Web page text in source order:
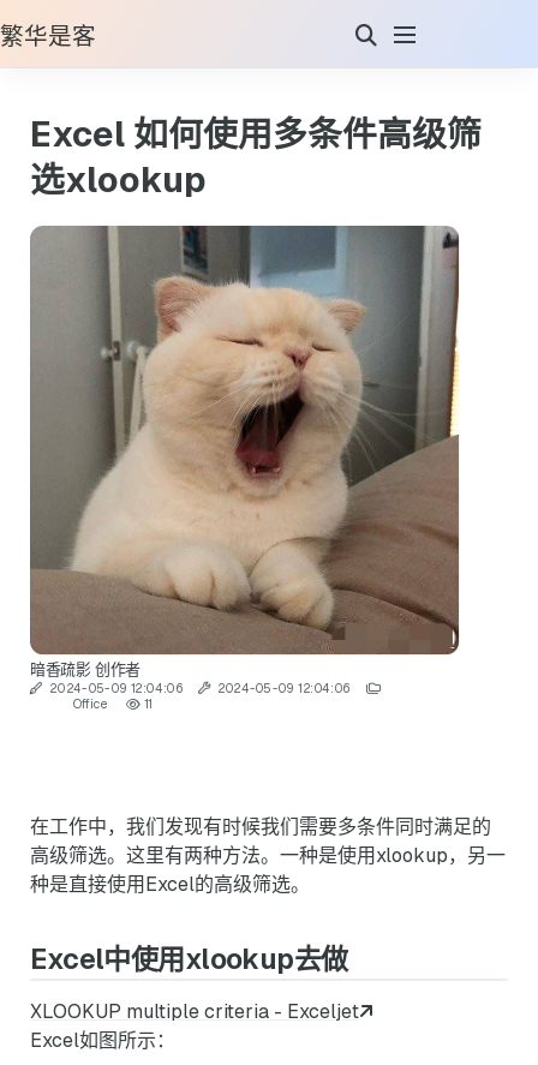
繁华是客
Excel 如何使用多条件高级筛
选xlookup
暗香疏影 创作者
2024-05-09 12:04:06
2024-05-09 12:04:06
Office
11
在工作中，我们发现有时候我们需要多条件同时满足的
高级筛选。这里有两种方法。一种是使用xlookup，另一
种是直接使用Excel的高级筛选。
Excel中使用xlookup去做
XLOOKUP multiple criteria - Exceljet
Excel如图所示：